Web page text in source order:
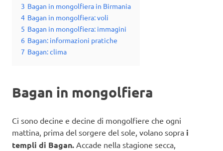
3 Bagan in mongolfiera in Birmania
4 Bagan in mongolfiera: voli
5 Bagan in mongolfiera: immagini
6 Bagan: informazioni pratiche
7 Bagan: clima
Bagan in mongolfiera
Ci sono decine e decine di mongolfiere che ogni
mattina, prima del sorgere del sole, volano sopra i
templi di Bagan. Accade nella stagione secca,